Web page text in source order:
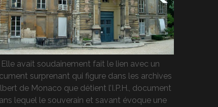
Elle avait soudainement fait le lien avec un
surprenant qui figure dans les archives
de Monaco que détient l’I.P.H., document
lequel le souverain et savant évoque une